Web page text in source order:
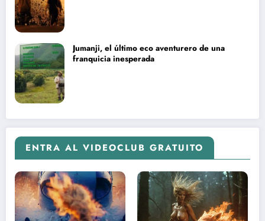
Jumanji, el último eco aventurero de una
franquicia inesperada
ENTRA AL VIDEOCLUB GRATUITO